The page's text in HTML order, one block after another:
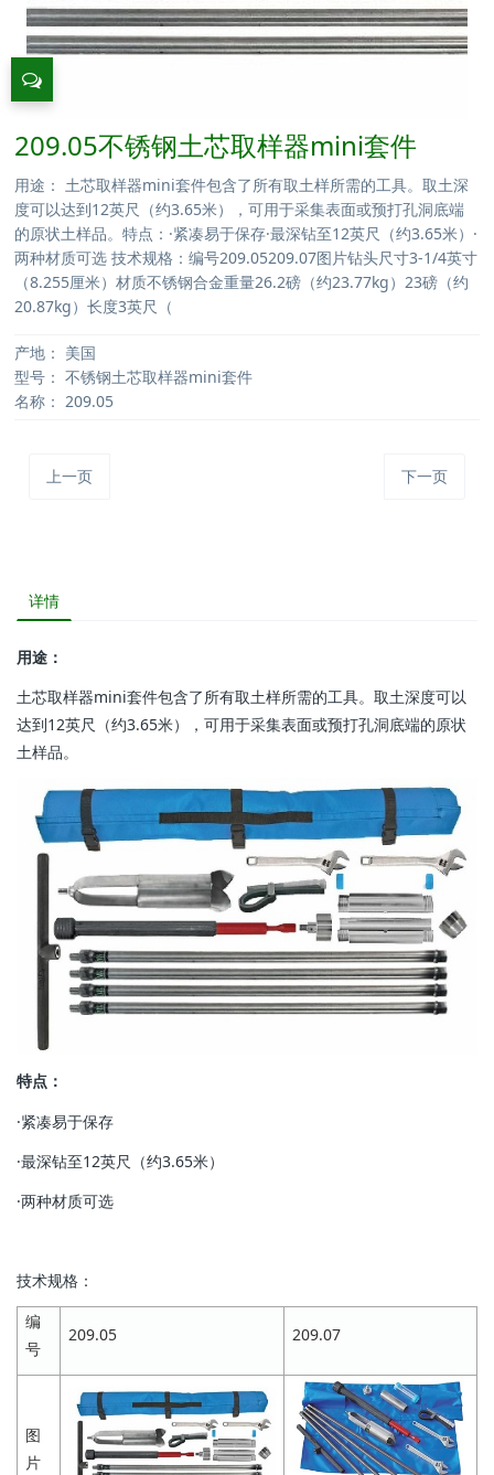
209.05不锈钢土芯取样器mini套件
用途： 土芯取样器mini套件包含了所有取土样所需的工具。取土深
度可以达到12英尺（约3.65米），可用于采集表面或预打孔洞底端
的原状土样品。特点：·紧凑易于保存·最深钻至12英尺（约3.65米）·
两种材质可选 技术规格：编号209.05209.07图片钻头尺寸3-1/4英寸
（8.255厘米）材质不锈钢合金重量26.2磅（约23.77kg）23磅（约
20.87kg）长度3英尺（
产地： 美国
型号： 不锈钢土芯取样器mini套件
名称： 209.05
上一页 下一页
详情
用途：
土芯取样器mini套件包含了所有取土样所需的工具。取土深度可以
达到12英尺（约3.65米），可用于采集表面或预打孔洞底端的原状
土样品。
特点：
·紧凑易于保存
·最深钻至12英尺（约3.65米）
·两种材质可选
技术规格：
编
号
209.05 209.07
图
片